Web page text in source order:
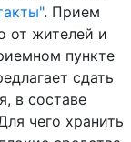
. Прием
от жителей и
пункте
сдать
в составе
чего хранить